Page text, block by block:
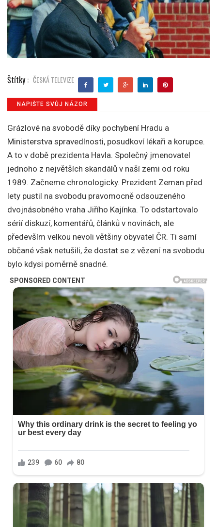
Štítky : ČESKÁ TELEVIZE
NAPIŠTE SVŮJ NÁZOR
Grázlové na svobodě díky pochybení Hradu a
Ministerstva spravedlnosti, posudkoví lékaři a korupce.
A to v době prezidenta Havla. Společný jmenovatel
jednoho z největších skandálů v naší zemi od roku
1989. Začneme chronologicky. Prezident Zeman před
lety pustil na svobodu pravomocně odsouzeného
dvojnásobného vraha Jiřího Kajínka. To odstartovalo
sérií diskuzí, komentářů, článků v novinách, ale
především velkou nevoli většiny obyvatel ČR. Ti samí
občané však netušili, že dostat se z vězení na svobodu
bylo kdysi poměrně snadné.